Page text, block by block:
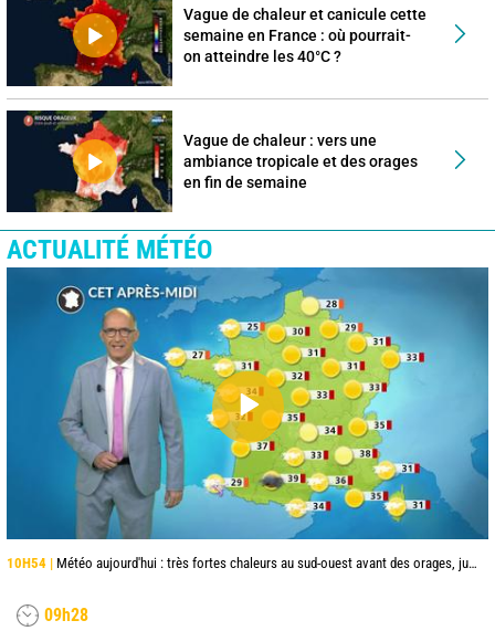
Vague de chaleur et canicule cette
semaine en France : où pourrait-
on atteindre les 40°C ?
Vague de chaleur : vers une
ambiance tropicale et des orages
en fin de semaine
ACTUALITÉ MÉTÉO
10H54 | Météo aujourd'hui : très fortes chaleurs au sud-ouest avant des orages, jusqu'à 39°C
09h28